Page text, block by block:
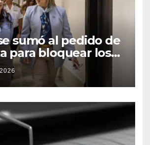
sumó al pedido de
para bloquear los
en las cárceles de la